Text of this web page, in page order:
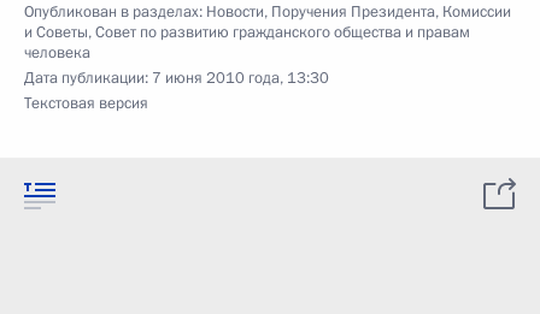
Опубликован в разделах: Новости, Поручения Президента, Комиссии
и Советы,Совет по развитию гражданского общества и правам
человека
Дата публикации: 7 июня 2010 года, 13:30
Текстовая версия